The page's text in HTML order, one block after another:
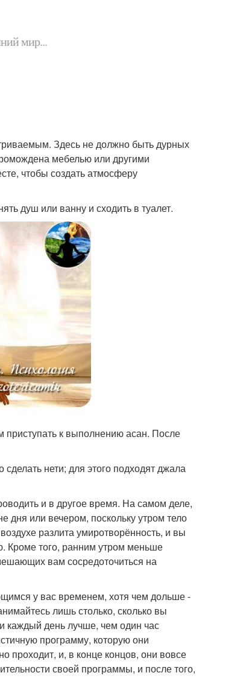
мир...
Здесь не должно быть дурных
мебелью или другими
чтобы создать атмосферу
душ или ванну и сходить в туалет.
к выполнению асан. После
нети; для этого подходят джала
и в другое время. На самом деле,
дня или вечером, поскольку утром тело
разлита умиротворённость, и вы
Кроме того, ранним утром меньше
вам сосредоточиться на
у вас временем, хотя чем дольше -
лишь столько, сколько вы
каждый день лучше, чем один час
программу, которую они
проходит, и, в конце концов, они вовсе
своей программы, и после того,